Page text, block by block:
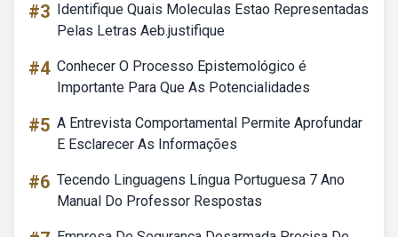
#3 Identifique Quais Moleculas Estao Representadas
Pelas Letras Aeb.justifique
#4 Conhecer O Processo Epistemológico é
Importante Para Que As Potencialidades
#5 A Entrevista Comportamental Permite Aprofundar
E Esclarecer As Informações
#6 Tecendo Linguagens Língua Portuguesa 7 Ano
Manual Do Professor Respostas